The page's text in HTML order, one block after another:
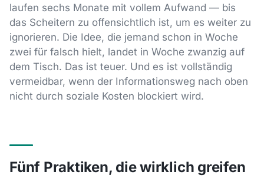
laufen sechs Monate mit vollem Aufwand — bis
das Scheitern zu offensichtlich ist, um es weiter zu
ignorieren. Die Idee, die jemand schon in Woche
zwei für falsch hielt, landet in Woche zwanzig auf
dem Tisch. Das ist teuer. Und es ist vollständig
vermeidbar, wenn der Informationsweg nach oben
nicht durch soziale Kosten blockiert wird.
Fünf Praktiken, die wirklich greifen